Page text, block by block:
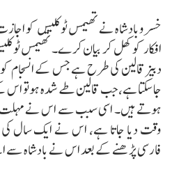
خسروبادشاہ نے تھیمس ٹوکلیس کو
افکار کو کھل کر بیان کرے۔ تھیمس
دبیز قالین کی طرح ہے جس کے انسجام کو
جاسکتا ہے، جب قالین طے شدہ ہوتو اس
ہوتے ہیں۔ اسی سبب سے اس نے مہلت
وقت دیا جاتا ہے، اس نے ایک سال کی
فارسی پڑھنے کے بعد اس نے بادشاہ سے